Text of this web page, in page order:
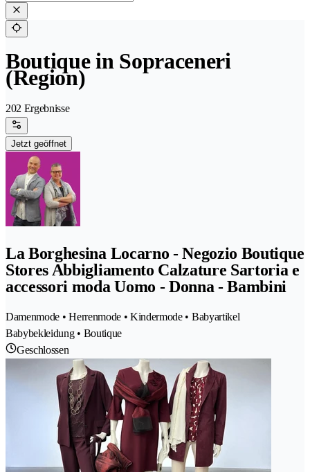
Boutique in Sopraceneri
(Region)
202 Ergebnisse
Jetzt geöffnet
La Borghesina Locarno - Negozio Boutique
Stores Abbigliamento Calzature Sartoria e
accessori moda Uomo - Donna - Bambini
Damenmode • Herrenmode • Kindermode • Babyartikel
Babybekleidung • Boutique
Geschlossen